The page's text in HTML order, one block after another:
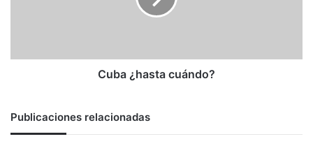
Cuba ¿hasta cuándo?
Publicaciones relacionadas